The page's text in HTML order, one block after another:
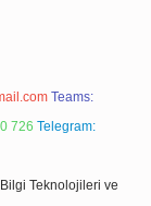
Teams:
726 Telegram:
Teknolojileri ve